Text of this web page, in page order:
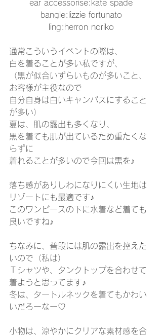
ear accessorise:kate spade
bangle:lizzie fortunato
ling:herron noriko
通常こういうイベントの際は、
白を着ることが多い私ですが、
（黒が似合いずらいものが多いこと、
お客様が主役なので
自分自身は白いキャンパスにすること
が多い）
夏は、肌の露出も多くなり、
黒を着ても肌が出ているため重たくな
らずに
着れることが多いので今回は黒を♪
落ち感がありしわになりにくい生地は
リゾートにも最適です♪
このワンピースの下に水着など着ても
良いですね♪
ちなみに、普段には肌の露出を控えた
いので（私は）
Ｔシャツや、タンクトップを合わせて
着ようと思ってます♪
冬は、タートルネックを着てもかわい
いだろーなー♡
小物は、涼やかにクリアな素材感を合